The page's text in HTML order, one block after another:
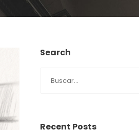
Search
Recent Posts